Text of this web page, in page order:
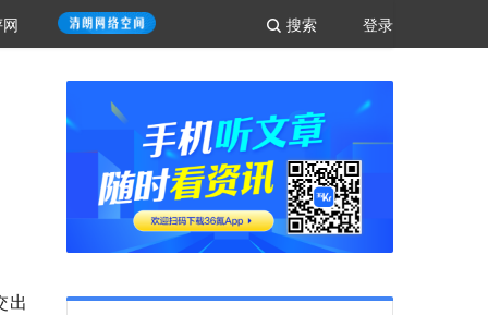
登录
搜索
出